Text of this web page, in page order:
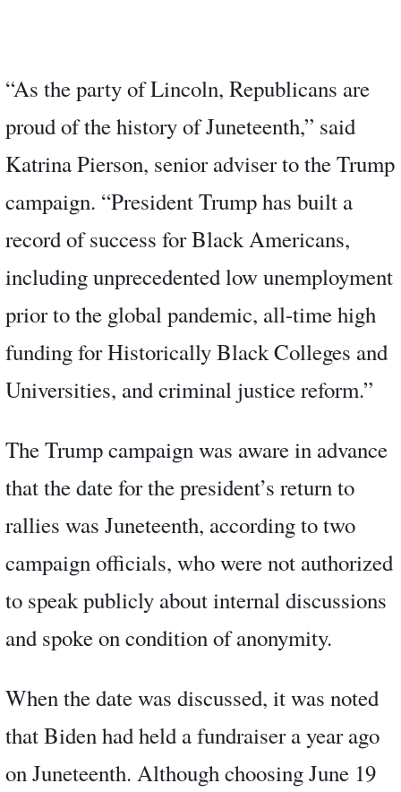
“As the party of Lincoln, Republicans are
proud of the history of Juneteenth,” said
Katrina Pierson, senior adviser to the Trump
campaign. “President Trump has built a
record of success for Black Americans,
including unprecedented low unemployment
prior to the global pandemic, all-time high
funding for Historically Black Colleges and
Universities, and criminal justice reform.”
The Trump campaign was aware in advance
that the date for the president’s return to
rallies was Juneteenth, according to two
campaign officials, who were not authorized
to speak publicly about internal discussions
and spoke on condition of anonymity.
When the date was discussed, it was noted
that Biden had held a fundraiser a year ago
on Juneteenth. Although choosing June 19